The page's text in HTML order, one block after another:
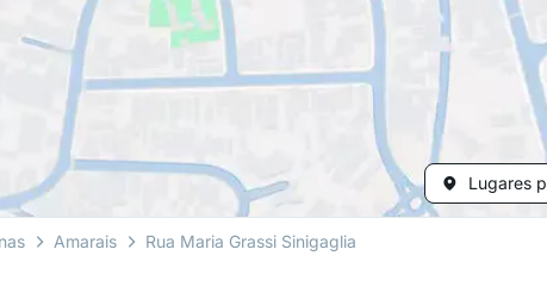
Lugares
Amarais Rua Maria Grassi Sinigaglia